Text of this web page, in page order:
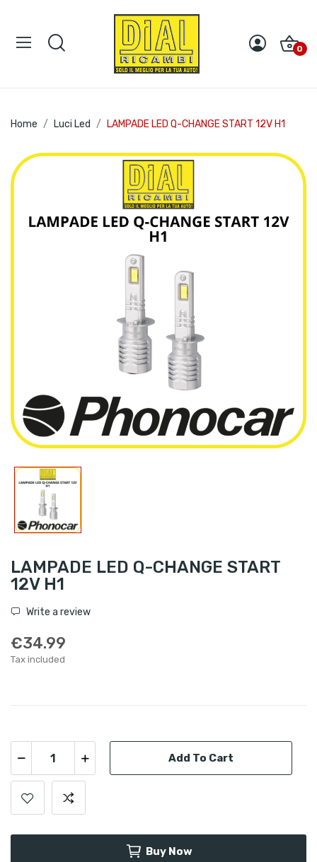
0
Home Luci Led LAMPADE LED Q-CHANGE START 12V H1
LAMPADE LED Q-CHANGE START
12V H1
Write a review
€34.99
Tax included
Add To Cart
Buy Now